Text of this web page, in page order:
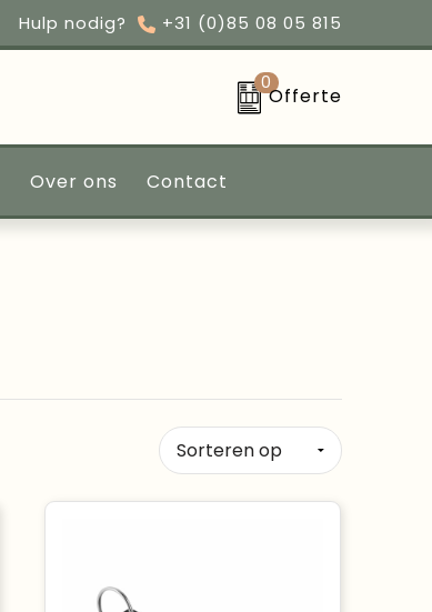
Hulp nodig? +31 (0)85 08 05 815
0
Offerte
Over ons Contact